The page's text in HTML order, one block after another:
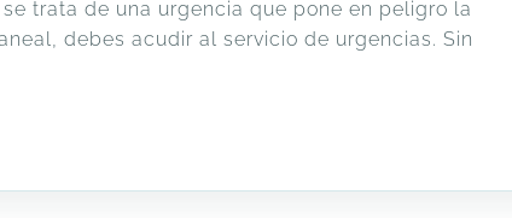
trata de una urgencia que pone en peligro la
debes acudir al servicio de urgencias. Sin